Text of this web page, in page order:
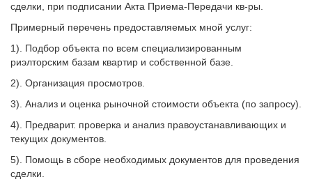
сделки, при подписании Акта Приема-Передачи кв-ры.
Примерный перечень предоставляемых мной услуг:
1). Подбор объекта по всем специализированным
риэлторским базам квартир и собственной базе.
2). Организация просмотров.
3). Анализ и оценка рыночной стоимости объекта (по запросу).
4). Предварит. проверка и анализ правоустанавливающих и
текущих документов.
5). Помощь в сборе необходимых документов для проведения
сделки.